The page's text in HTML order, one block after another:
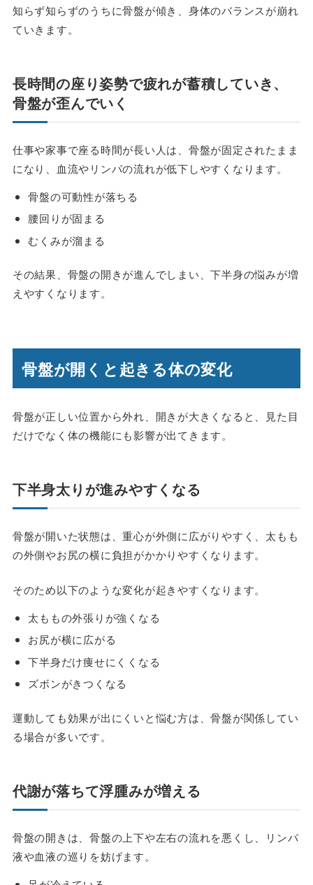
知らず知らずのうちに骨盤が傾き、身体のバランスが崩れ
ていきます。
長時間の座り姿勢で疲れが蓄積していき、
骨盤が歪んでいく
仕事や家事で座る時間が長い人は、骨盤が固定されたまま
になり、血流やリンパの流れが低下しやすくなります。
骨盤の可動性が落ちる
腰回りが固まる
むくみが溜まる
その結果、骨盤の開きが進んでしまい、下半身の悩みが増
えやすくなります。
骨盤が開くと起きる体の変化
骨盤が正しい位置から外れ、開きが大きくなると、見た目
だけでなく体の機能にも影響が出てきます。
下半身太りが進みやすくなる
骨盤が開いた状態は、重心が外側に広がりやすく、太もも
の外側やお尻の横に負担がかかりやすくなります。
そのため以下のような変化が起きやすくなります。
太ももの外張りが強くなる
お尻が横に広がる
下半身だけ痩せにくくなる
ズボンがきつくなる
運動しても効果が出にくいと悩む方は、骨盤が関係してい
る場合が多いです。
代謝が落ちて浮腫みが増える
骨盤の開きは、骨盤の上下や左右の流れを悪くし、リンパ
液や血液の巡りを妨げます。